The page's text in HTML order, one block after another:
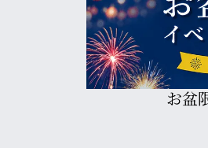
2025.06.20
【夏ビュッフェ開始
リブマックスリゾー
うなぎ・ステーキ・